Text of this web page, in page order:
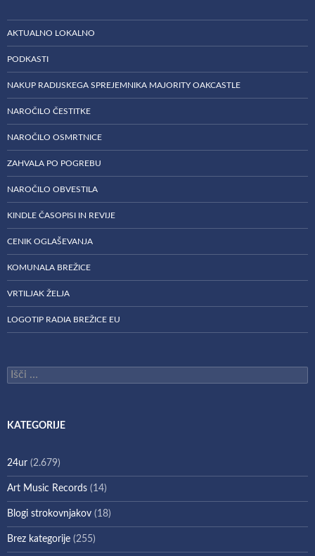
AKTUALNO LOKALNO
PODKASTI
NAKUP RADIJSKEGA SPREJEMNIKA MAJORITY OAKCASTLE
NAROČILO ČESTITKE
NAROČILO OSMRTNICE
ZAHVALA PO POGREBU
NAROČILO OBVESTILA
KINDLE ČASOPISI IN REVIJE
CENIK OGLAŠEVANJA
KOMUNALA BREŽICE
VRTILJAK ŽELJA
LOGOTIP RADIA BREŽICE EU
Išči:
KATEGORIJE
24ur (2.679)
Art Music Records (14)
Blogi strokovnjakov (18)
Brez kategorije (255)